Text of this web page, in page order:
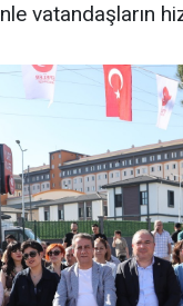
vatandaşların